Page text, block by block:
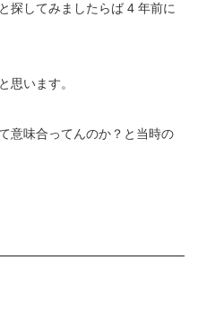
探してみましたらば 4 年前に
思います。
意味合ってんのか？と当時の